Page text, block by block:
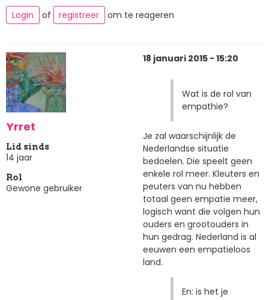
Login
of registreer om te reageren
Yrret
Lid sinds
14 jaar
Rol
Gewone gebruiker
18 januari 2015 - 15:20
Wat is de rol van
empathie?
Je zal waarschijnlijk de
Nederlandse situatie
bedoelen. Die speelt geen
enkele rol meer. Kleuters en
peuters van nu hebben
totaal geen empatie meer,
logisch want die volgen hun
ouders en grootouders in
hun gedrag. Nederland is al
eeuwen een empatieloos
land.
En: is het je